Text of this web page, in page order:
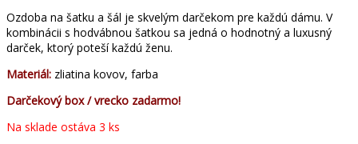
Ozdoba na šatku a šál je skvelým darčekom pre každú dámu. V
kombinácii s hodvábnou šatkou sa jedná o hodnotný a luxusný
darček, ktorý poteší každú ženu.
Materiál: zliatina kovov, farba
Darčekový box / vrecko zadarmo!
Na sklade ostáva 3 ks